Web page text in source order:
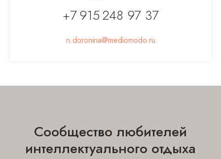
+7 915 248 97 37
n.doronina@mediomodo.ru
Сообщество любителей
интеллектуального отдыха